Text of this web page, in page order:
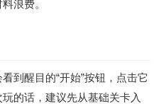
浪费。
到醒目的“开始”按钮，点击它
的话，建议先从基础关卡入